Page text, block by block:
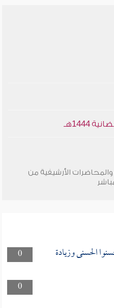
الأرشيفية من
0 الحسنى وزيادة
0